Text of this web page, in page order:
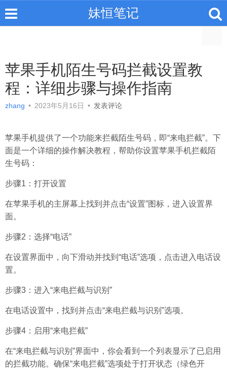
妹恒笔记
苹果手机陌生号码拦截设置教
程：详细步骤与操作指南
zhang • 2023年5月16日 • 发表评论
苹果手机提供了一个功能来拦截陌生号码，即“来电拦截”。下
面是一个详细的操作解决教程，帮助你设置苹果手机拦截陌
生号码：
步骤1：打开设置
在苹果手机的主屏幕上找到并点击“设置”图标，进入设置界
面。
步骤2：选择“电话”
在设置界面中，向下滑动并找到“电话”选项，点击进入电话设
置。
步骤3：进入“来电拦截与识别”
在电话设置中，找到并点击“来电拦截与识别”选项。
步骤4：启用“来电拦截”
在“来电拦截与识别”界面中，你会看到一个列表显示了已启用
的拦截功能。确保“来电拦截”选项处于打开状态（绿色开